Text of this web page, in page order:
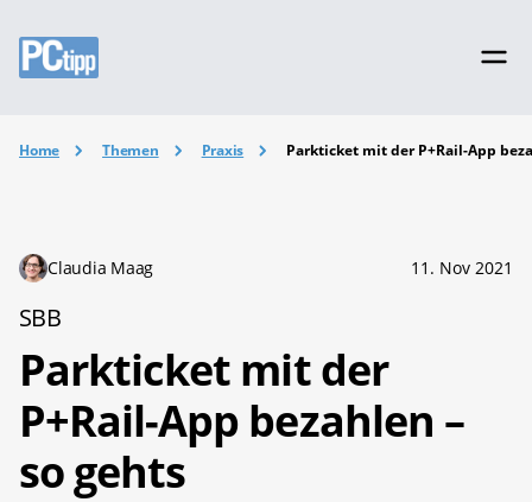
Home Themen Praxis Parkticket mit der P+Rail-App
Claudia Maag 11. Nov 2021
SBB
Parkticket mit der
P+Rail-App bezahlen –
so gehts